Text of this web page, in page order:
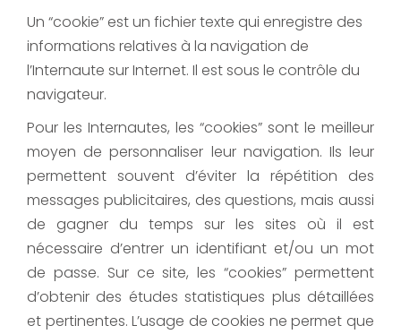
Un “cookie” est un fichier texte qui enregistre des
informations relatives à la navigation de
l’Internaute sur Internet. Il est sous le contrôle du
navigateur.
Pour les Internautes, les “cookies” sont le meilleur
moyen de personnaliser leur navigation. Ils leur
permettent souvent d’éviter la répétition des
messages publicitaires, des questions, mais aussi
de gagner du temps sur les sites où il est
nécessaire d’entrer un identifiant et/ou un mot
de passe. Sur ce site, les “cookies” permettent
d’obtenir des études statistiques plus détaillées
et pertinentes. L’usage de cookies ne permet que